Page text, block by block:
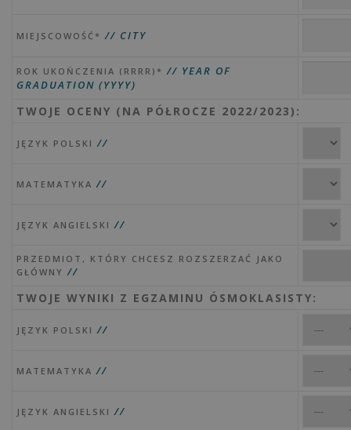
MIEJSCOWOŚĆ*// CITY
ROK UKOŃCZENIA (RRRR)*// YEAR OF
GRADUATION (YYYY)
TWOJE OCENY (NA PÓŁROCZE 2022/2023):
JĘZYK POLSKI//
MATEMATYKA//
JĘZYK ANGIELSKI//
PRZEDMIOT, KTÓRY CHCESZ ROZSZERZAĆ JAKO
GŁÓWNY//
TWOJE WYNIKI Z EGZAMINU ÓSMOKLASISTY:
JĘZYK POLSKI//
MATEMATYKA//
JĘZYK ANGIELSKI//